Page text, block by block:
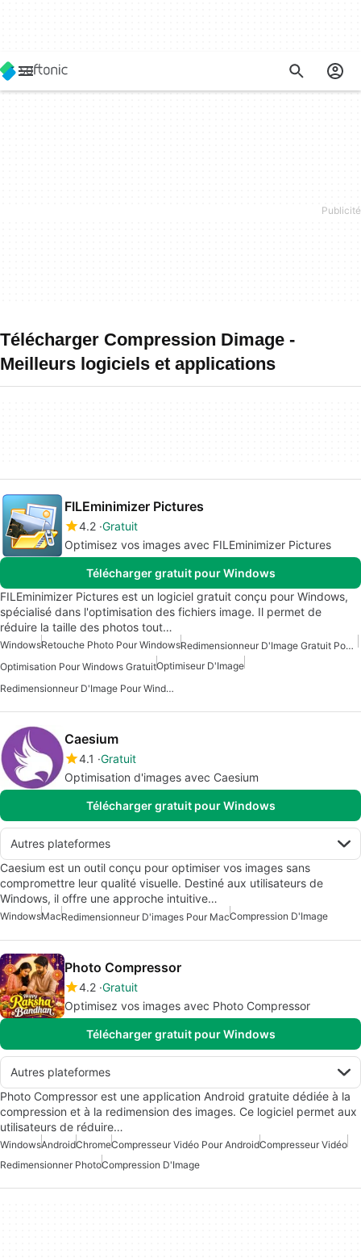
Télécharger Compression Dimage -
Meilleurs logiciels et applications
FILEminimizer Pictures
4.2 Gratuit
Optimisez vos images avec FILEminimizer Pictures
Télécharger gratuit pour Windows
FILEminimizer Pictures est un logiciel gratuit conçu pour Windows,
spécialisé dans l'optimisation des fichiers image. Il permet de
réduire la taille des photos tout…
WindowsRetouche Photo Pour Windows
Redimensionneur D'Image Gratuit Pour Windows
Optimisation Pour Windows GratuitOptimiseur D'Image
Redimensionneur D'Image Pour Windows
Caesium
4.1 Gratuit
Optimisation d'images avec Caesium
Télécharger gratuit pour Windows
Autres plateformes
Caesium est un outil conçu pour optimiser vos images sans
compromettre leur qualité visuelle. Destiné aux utilisateurs de
Windows, il offre une approche intuitive…
WindowsMacRedimensionneur D'images Pour MacCompression D'Image
Photo Compressor
4.2 Gratuit
Optimisez vos images avec Photo Compressor
Télécharger gratuit pour Windows
Autres plateformes
Photo Compressor est une application Android gratuite dédiée à la
compression et à la redimension des images. Ce logiciel permet aux
utilisateurs de réduire…
WindowsAndroidChromeCompresseur Vidéo Pour AndroidCompresseur Vidéo
Redimensionner PhotoCompression D'Image